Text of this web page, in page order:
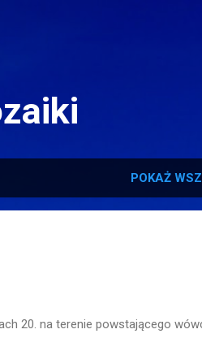
POKAŻ
20. na terenie powstającego